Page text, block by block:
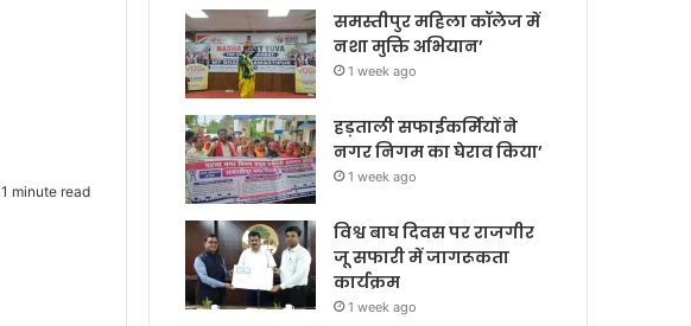
1 minute read
समस्तीपुर महिला कॉलेज में
नशा मुक्ति अभियान’
1 week ago
हड़ताली सफाईकर्मियों ने
नगर निगम का घेराव किया’
1 week ago
विश्व बाघ दिवस पर राजगीर
जू सफारी में जागरूकता
कार्यक्रम
1 week ago